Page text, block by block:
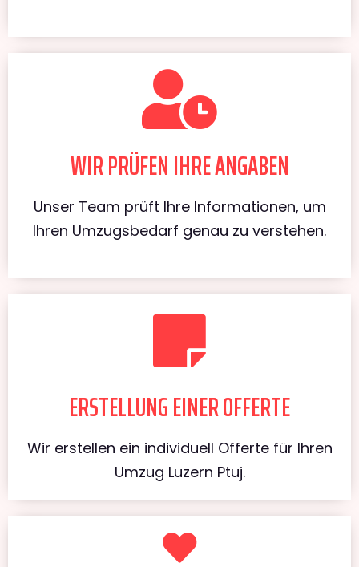
WIR PRÜFEN IHRE ANGABEN
Unser Team prüft Ihre Informationen, um
Ihren Umzugsbedarf genau zu verstehen.
ERSTELLUNG EINER OFFERTE
Wir erstellen ein individuell Offerte für Ihren
Umzug Luzern Ptuj.